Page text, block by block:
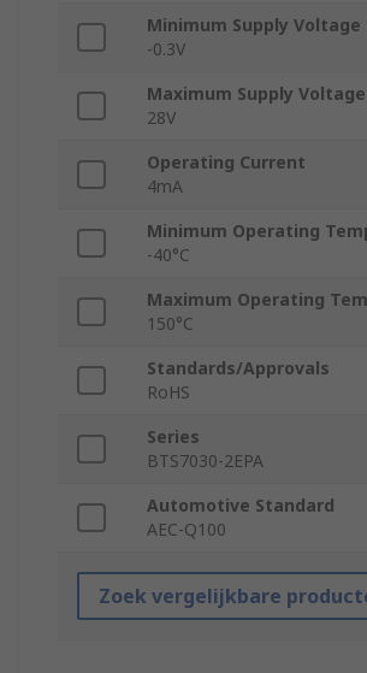
Minimum Supply Voltage
-0.3V
Maximum Supply Voltage
28V
Operating Current
4mA
Minimum Operating
-40°C
Maximum Operating
150°C
Standards/Approvals
RoHS
Series
BTS7030-2EPA
Automotive Standard
AEC-Q100
Zoek vergelijkbare